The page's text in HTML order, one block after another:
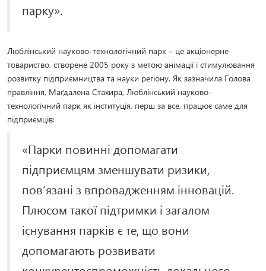
парку».
Люблінський науково-технологічний парк – це акціонерне
товариство, створене 2005 року з метою анімації і стимулювання
розвитку підприємництва та науки регіону. Як зазначила Голова
правління, Маґдалена Стахира, Люблінський науково-
технологічний парк як інституція, перш за все, працює саме для
підприємців:
«Парки повинні допомагати
підприємцям зменшувати ризики,
пов’язані з впровадженням інновацій.
Плюсом такої підтримки і загалом
існування парків є те, що вони
допомагають розвивати